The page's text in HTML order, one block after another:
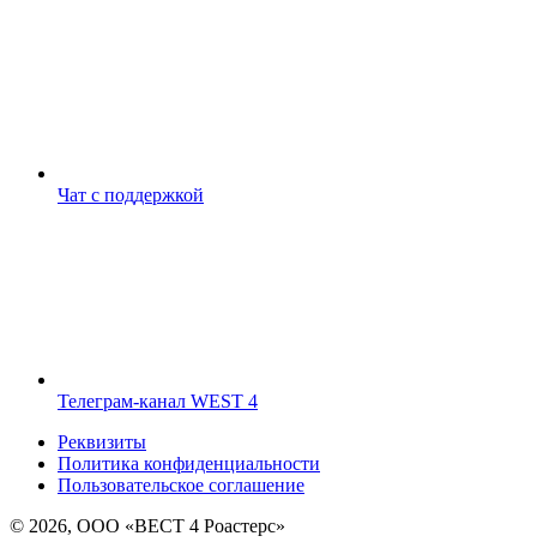
Чат с поддержкой
Телеграм-канал WEST 4
Реквизиты
Политика конфиденциальности
Пользовательское соглашение
© 2026, ООО «ВЕСТ 4 Роастерс»